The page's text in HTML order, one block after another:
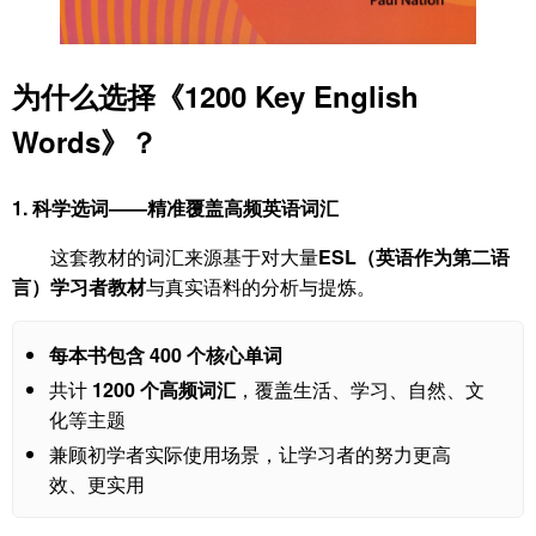
为什么选择《1200 Key English
Words》？
1. 科学选词——精准覆盖高频英语词汇
这套教材的词汇来源基于对大量ESL（英语作为第二语
言）学习者教材与真实语料的分析与提炼。
每本书包含 400 个核心单词
共计 1200 个高频词汇 ，覆盖生活、学习、自然、文
化等主题
兼顾初学者实际使用场景，让学习者的努力更高
效、更实用